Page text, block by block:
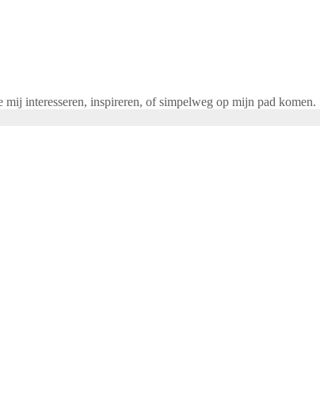
interesseren, inspireren, of simpelweg op mijn pad komen.